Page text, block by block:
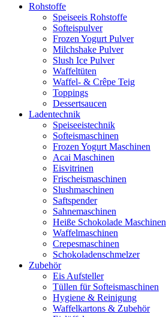
Rohstoffe
Speiseeis Rohstoffe
Softeispulver
Frozen Yogurt Pulver
Milchshake Pulver
Slush Ice Pulver
Waffeltüten
Waffel- & Crêpe Teig
Toppings
Dessertsaucen
Ladentechnik
Speiseeistechnik
Softeismaschinen
Frozen Yogurt Maschinen
Acai Maschinen
Eisvitrinen
Frischeismaschinen
Slushmaschinen
Saftspender
Sahnemaschinen
Heiße Schokolade Maschinen
Waffelmaschinen
Crepesmaschinen
Schokoladenschmelzer
Zubehör
Eis Aufsteller
Tüllen für Softeismaschinen
Hygiene & Reinigung
Waffelkartons & Zubehör